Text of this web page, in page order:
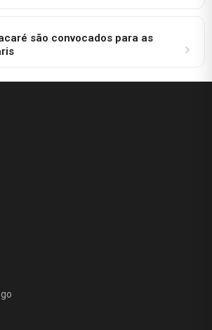
são convocados para as